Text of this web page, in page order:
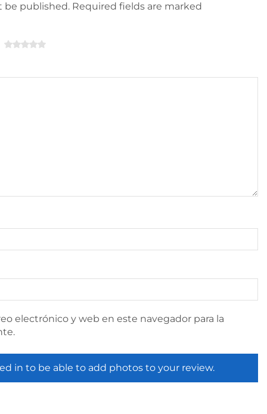
be published. Required fields are marked
electrónico y web en este navegador para la
in to be able to add photos to your review.